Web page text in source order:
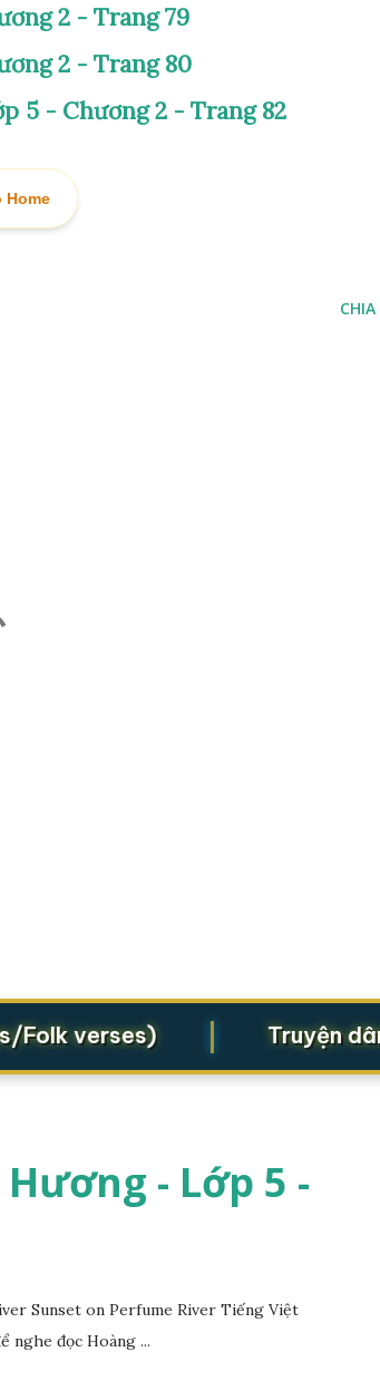
2 - Trang 79
2 - Trang 80
5 - Chương 2 - Trang 82
Home
CHIA
verses) Truyện dân
- Lớp 5 -
Sunset on Perfume River Tiếng Việt
nghe đọc Hoàng ...